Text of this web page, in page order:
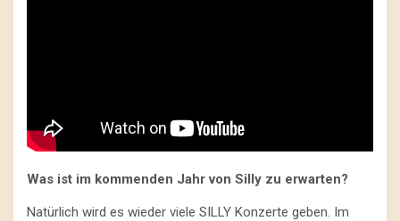
Was ist im kommenden Jahr von Silly zu erwarten?
Natürlich wird es wieder viele SILLY Konzerte geben. Im